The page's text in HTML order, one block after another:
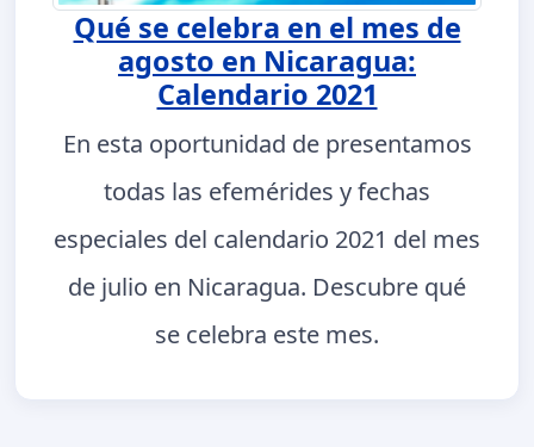
Qué se celebra en el mes de
agosto en Nicaragua:
Calendario 2021
En esta oportunidad de presentamos
todas las efemérides y fechas
especiales del calendario 2021 del mes
de julio en Nicaragua. Descubre qué
se celebra este mes.